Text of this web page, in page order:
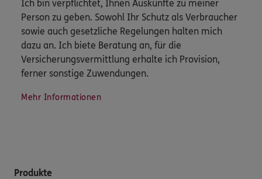
Ich bin verpflichtet, Ihnen Auskünfte zu meiner
Person zu geben. Sowohl Ihr Schutz als Verbraucher
sowie auch gesetzliche Regelungen halten mich
dazu an. Ich biete Beratung an, für die
Versicherungsvermittlung erhalte ich Provision,
ferner sonstige Zuwendungen.
Mehr Informationen
Produkte